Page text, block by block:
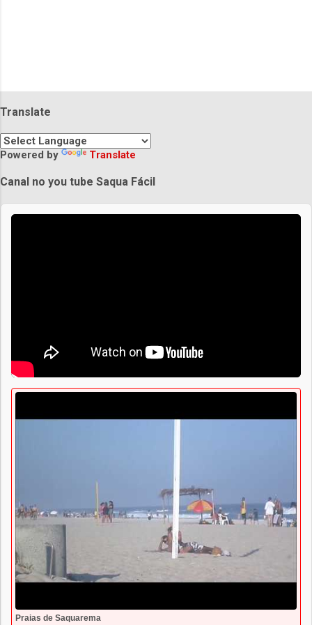
Translate
Powered by Translate
Canal no you tube Saqua Fácil
Praias de Saquarema